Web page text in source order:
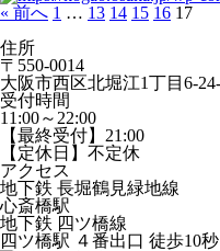
« 前へ 1 … 13 14 15 16 17
住所
〒550-0014
大阪市西区北堀江1丁目6-
受付時間
11:00～22:00
【最終受付】21:00
【定休日】不定休
アクセス
地下鉄 長堀鶴見緑地線
心斎橋駅
地下鉄 四ツ橋線
四ツ橋駅 ４番出口 徒歩10秒